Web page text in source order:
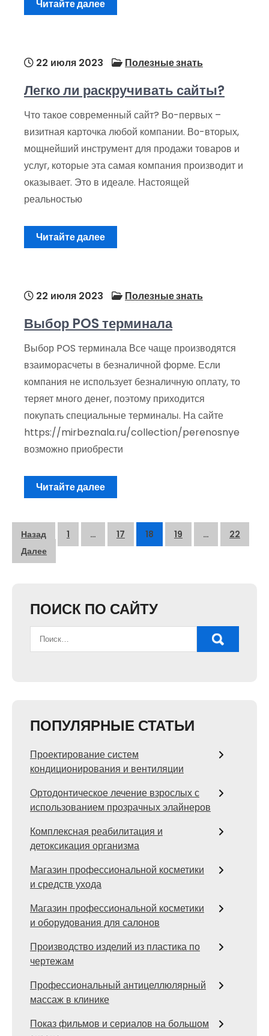
Читайте далее
22 июля 2023 Полезные знать
Легко ли раскручивать сайты?
Что такое современный сайт? Во-первых –
визитная карточка любой компании. Во-вторых,
мощнейший инструмент для продажи товаров и
услуг, которые эта самая компания производит и
оказывает. Это в идеале. Настоящей
реальностью
Читайте далее
22 июля 2023 Полезные знать
Выбор POS терминала
Выбор POS терминала Все чаще производятся
взаиморасчеты в безналичной форме. Если
компания не использует безналичную оплату, то
теряет много денег, поэтому приходится
покупать специальные терминалы. На сайте
https://mirbeznala.ru/collection/perenosnye
возможно приобрести
Читайте далее
Пагинация
записей
Назад 1 … 17 18 19 …
22
Далее
ПОИСК ПО САЙТУ
ПОПУЛЯРНЫЕ СТАТЬИ
Проектирование систем
кондиционирования и вентиляции
Ортодонтическое лечение взрослых с
использованием прозрачных элайнеров
Комплексная реабилитация и
детоксикация организма
Магазин профессиональной косметики
и средств ухода
Магазин профессиональной косметики
и оборудования для салонов
Производство изделий из пластика по
чертежам
Профессиональный антицеллюлярный
массаж в клинике
Показ фильмов и сериалов на большом